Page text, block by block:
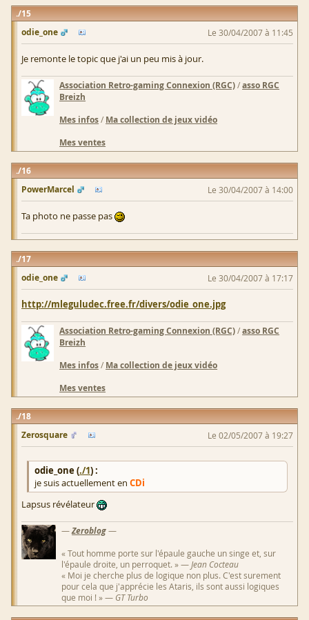
15
odie_one
Le 30/04/2007 à 11:45
Je remonte le topic que j'ai un peu mis à jour.
Association Retro-gaming Connexion (RGC)/asso RGC
Breizh
Mes infos/ Ma collection de jeux vidéo
Mes ventes
16
PowerMarcel
Le 30/04/2007 à 14:00
Ta photo ne passe pas
17
odie_one
Le 30/04/2007 à 17:17
http://mleguludec.free.fr/divers/odie_one.jpg
Association Retro-gaming Connexion (RGC)/asso RGC
Breizh
Mes infos/ Ma collection de jeux vidéo
Mes ventes
18
Zerosquare
Le 02/05/2007 à 19:27
odie_one (./1) :
je suis actuellement en CDi
Lapsus révélateur
—Zeroblog—
« Tout homme porte sur l'épaule gauche un singe et, sur
l'épaule droite, un perroquet. » — Jean Cocteau
« Moi je cherche plus de logique non plus. C'est surement
pour cela que j'apprécie les Ataris, ils sont aussi logiques
que moi ! » — GT Turbo